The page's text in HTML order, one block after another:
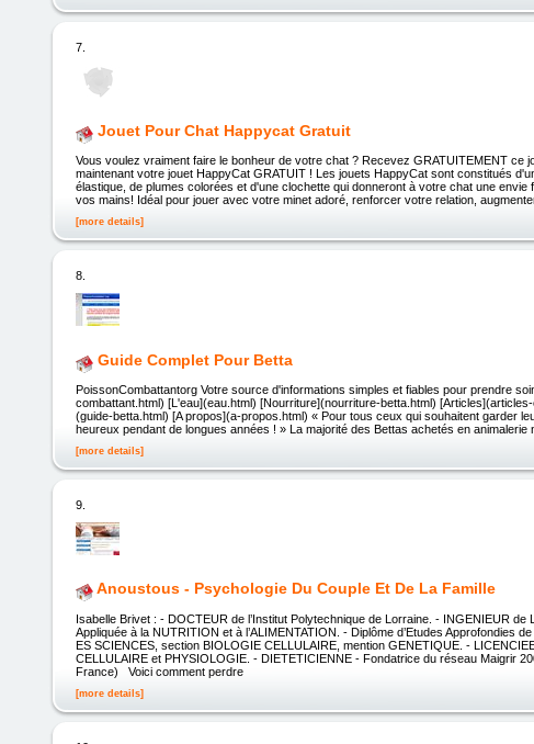
7.
Jouet Pour Chat Happycat Gratuit
Vous voulez vraiment faire le bonheur de votre chat ? Recevez GRATUITEMENT ce
maintenant votre jouet HappyCat GRATUIT ! Les jouets HappyCat sont constitués
élastique, de plumes colorées et d'une clochette qui donneront à votre chat une
vos mains! Idéal pour jouer avec votre minet adoré, renforcer votre relation,
[more details]
8.
Guide Complet Pour Betta
PoissonCombattantorg Votre source d'informations simples et fiables pour prendre
combattant.html) [L'eau](eau.html) [Nourriture](nourriture-betta.html)
(guide-betta.html) [A propos](a-propos.html) « Pour tous ceux qui souhaitent garder
heureux pendant de longues années ! » La majorité des Bettas achetés en
[more details]
9.
Anoustous - Psychologie Du Couple Et De La Famille
Isabelle Brivet : - DOCTEUR de l’Institut Polytechnique de Lorraine. - INGENIEUR de
Appliquée à la NUTRITION et à l’ALIMENTATION. - Diplôme d’Etudes Approfondies
ES SCIENCES, section BIOLOGIE CELLULAIRE, mention GENETIQUE. -
CELLULAIRE et PHYSIOLOGIE. - DIETETICIENNE - Fondatrice du réseau Maigrir
France) Voici comment perdre
[more details]